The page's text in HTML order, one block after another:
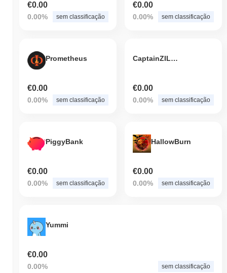
€0.00
0.00% sem classificação
€0.00
0.00% sem classificação
Prometheus
€0.00
0.00% sem classificação
CaptainZILLA
€0.00
0.00% sem classificação
PiggyBank
€0.00
0.00% sem classificação
HallowBurn
€0.00
0.00% sem classificação
Yummi
€0.00
0.00% sem classificação